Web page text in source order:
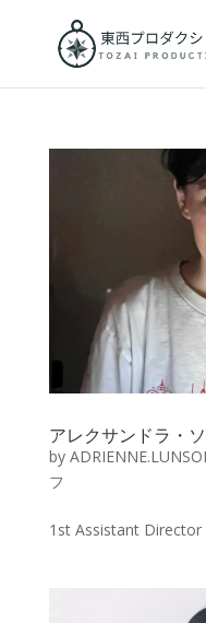
アレクサンドラ・
by
フ
1st Assistant Director